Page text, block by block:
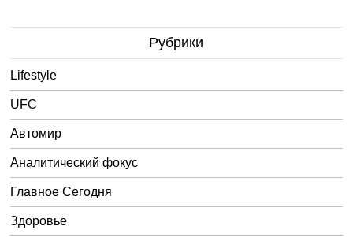
Рубрики
Lifestyle
UFC
Автомир
Аналитический фокус
Главное Сегодня
Здоровье